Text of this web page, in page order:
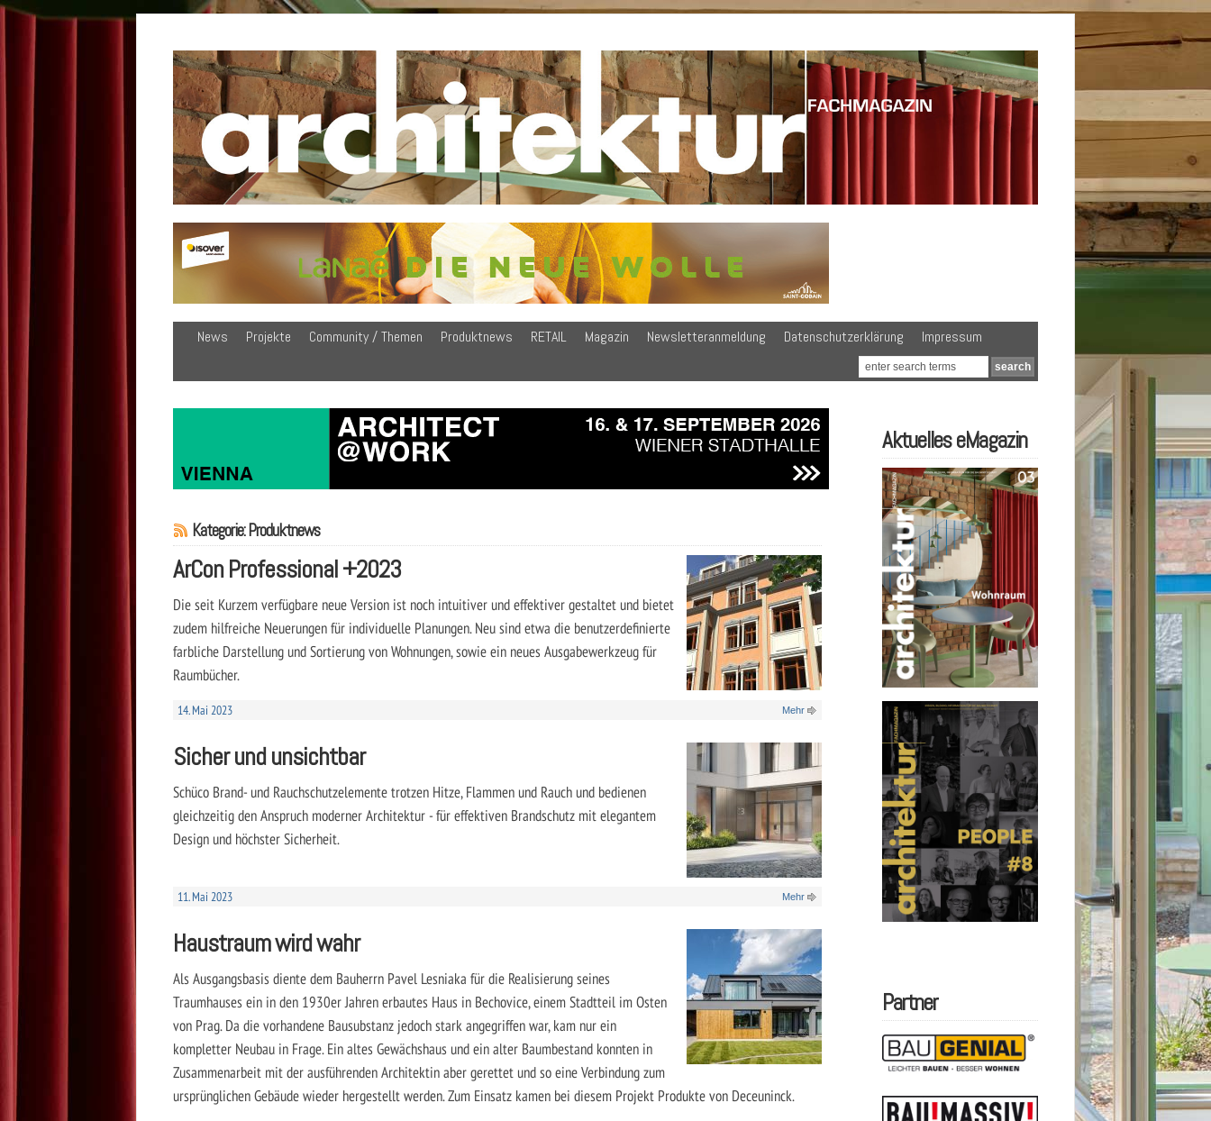
News Projekte Community / Themen Produktnews RETAIL Magazin Newsletteranmeldung Datenschutzerklärung Impressum
Kategorie: Produktnews
ArCon Professional +2023
Die seit Kurzem verfügbare neue Version ist noch intuitiver und effektiver gestaltet und bietet
zudem hilfreiche Neuerungen für individuelle Planungen. Neu sind etwa die benutzerdefinierte
farbliche Darstellung und Sortierung von Wohnungen, sowie ein neues Ausgabewerkzeug für
Raumbücher.
14. Mai 2023 Mehr
Sicher und unsichtbar
Schüco Brand- und Rauchschutzelemente trotzen Hitze, Flammen und Rauch und bedienen
gleichzeitig den Anspruch moderner Architektur - für effektiven Brandschutz mit elegantem
Design und höchster Sicherheit.
11. Mai 2023 Mehr
Haustraum wird wahr
Als Ausgangsbasis diente dem Bauherrn Pavel Lesniaka für die Realisierung seines
Traumhauses ein in den 1930er Jahren erbautes Haus in Bechovice, einem Stadtteil im Osten
von Prag. Da die vorhandene Bausubstanz jedoch stark angegriffen war, kam nur ein
kompletter Neubau in Frage. Ein altes Gewächshaus und ein alter Baumbestand konnten in
Zusammenarbeit mit der ausführenden Architektin aber gerettet und so eine Verbindung zum
ursprünglichen Gebäude wieder hergestellt werden. Zum Einsatz kamen bei diesem Projekt Produkte von Deceuninck.
Aktuelles eMagazin
Partner